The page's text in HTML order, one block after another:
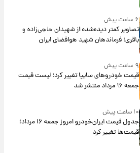
۶ ساعت پیش
تصاویر کمتر دیده‌شده از شهیدان حاجی‌زاده و
باقری؛ فرماندهان شهید هوافضای ایران
۹ ساعت پیش
قیمت خودروهای سایپا تغییر کرد؛ لیست قیمت
جمعه ۱۶ مرداد منتشر شد
۱۰ ساعت پیش
جدول قیمت ایران‌خودرو امروز جمعه ۱۶ مرداد؛
قیمت‌ها تغییر کرد